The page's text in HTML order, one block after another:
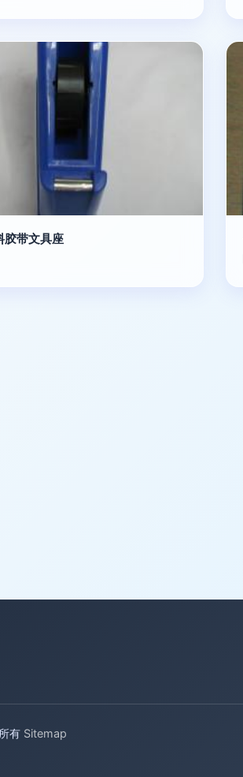
胶带文具座
有 Sitemap